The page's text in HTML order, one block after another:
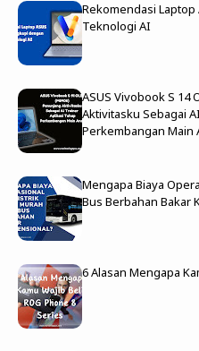
Rekomendasi
Teknologi AI
ASUS Vivobook S 14
Aktivitasku Sebagai
Perkembangan Main
Mengapa Biaya
Bus Berbahan Bakar
6 Alasan Mengapa